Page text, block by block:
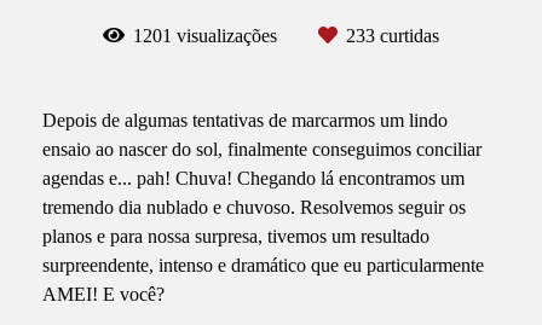
1201 visualizações 233 curtidas
Depois de algumas tentativas de marcarmos um lindo
ensaio ao nascer do sol, finalmente conseguimos conciliar
agendas e... pah! Chuva! Chegando lá encontramos um
tremendo dia nublado e chuvoso. Resolvemos seguir os
planos e para nossa surpresa, tivemos um resultado
surpreendente, intenso e dramático que eu particularmente
AMEI! E você?